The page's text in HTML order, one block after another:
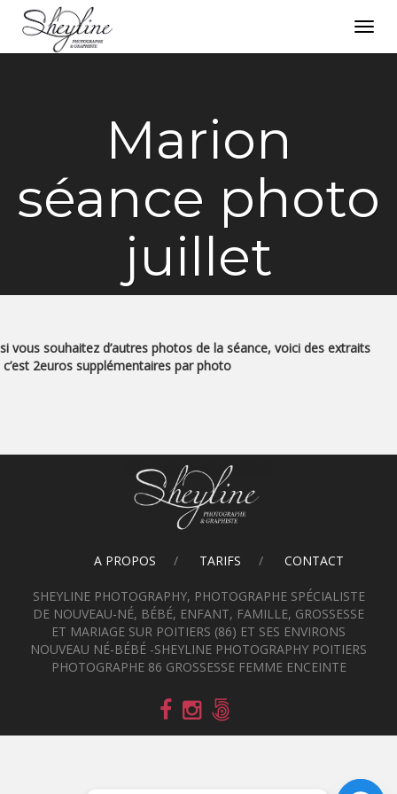
Marion
séance photo
juillet
si vous souhaitez d’autres photos de la séance, voici des extraits
c’est 2euros supplémentaires par photo
A PROPOS TARIFS CONTACT
SHEYLINE PHOTOGRAPHY, PHOTOGRAPHE SPÉCIALISTE
DE NOUVEAU-NÉ, BÉBÉ, ENFANT, FAMILLE, GROSSESSE
ET MARIAGE SUR POITIERS (86) ET SES ENVIRONS
NOUVEAU NÉ-BÉBÉ -SHEYLINE PHOTOGRAPHY POITIERS
PHOTOGRAPHE 86 GROSSESSE FEMME ENCEINTE